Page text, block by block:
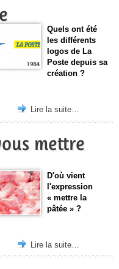
Quels ont été
les différents
logos de La
Poste depuis sa
création ?
Lire la suite…
mettre
D'où vient
l'expression
« mettre la
pâtée » ?
Lire la suite…